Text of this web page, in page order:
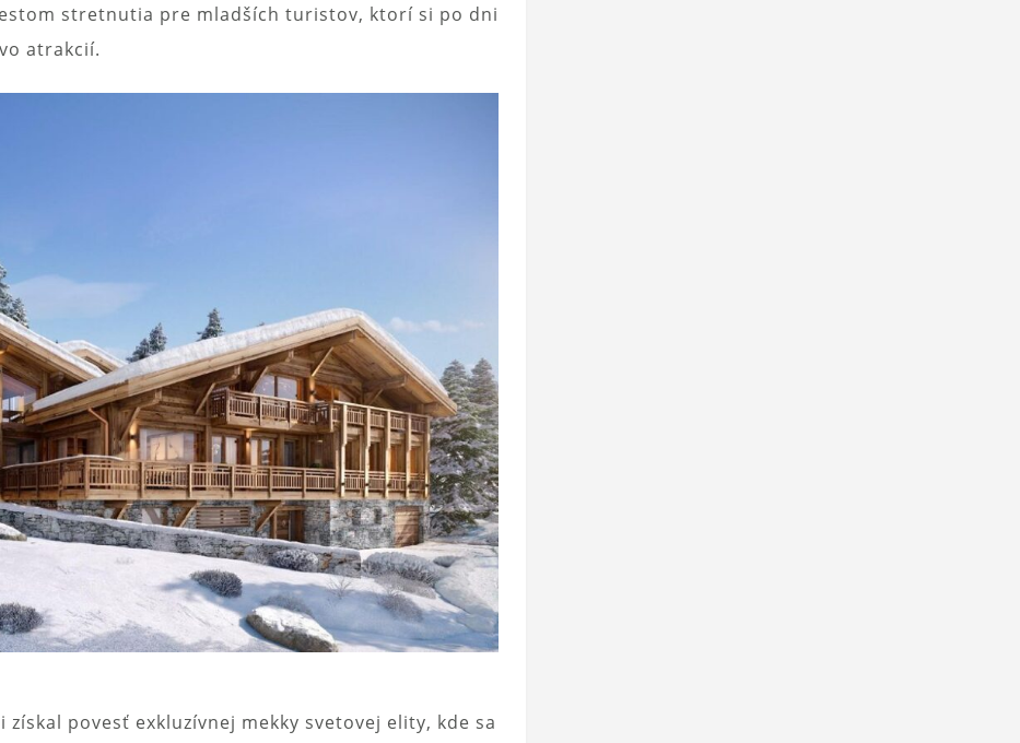
stretnutia pre mladších turistov, ktorí si po dni
atrakcií.
povesť exkluzívnej mekky svetovej elity, kde sa